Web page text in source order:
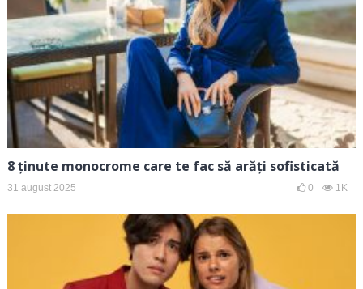
8 ținute monocrome care te fac să arăți sofisticată
31 august 2025 0 1K